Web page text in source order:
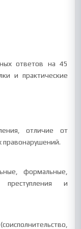
ответов на 45
и практические
отличие от
правонарушений.
формальные,
и